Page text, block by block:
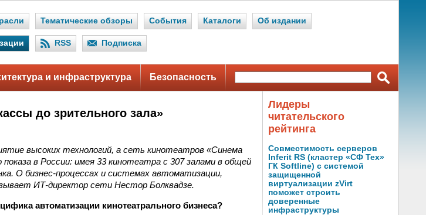
Тематические обзоры События Каталоги Об издании
RSS Подписка
и инфраструктура Безопасность
до зрительного зала»
высоких технологий, а сеть кинотеатров «Синема
в России: имея 33 кинотеатра с 307 залами в общей
О бизнес-процессах и системах автоматизации,
ИТ-директор сети Нестор Болквадзе.
автоматизации кинотеатрального бизнеса?
Лидеры
читательского
рейтинга
Совместимость серверов
Inferit RS (кластер «СФ Тех»
ГК Softline) с системой
защищенной
виртуализации zVirt
поможет строить
доверенные
инфраструктуры